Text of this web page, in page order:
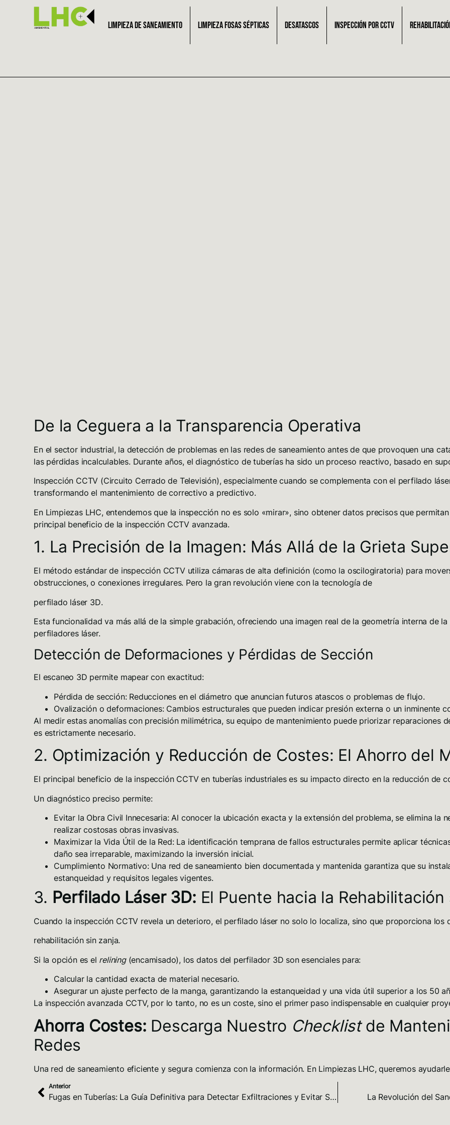
LIMPIEZA DE SANEAMIENTO LIMPIEZA FOSAS SÉPTICAS DESATASCOS INSPECCIÓN POR CCTV
De la Ceguera a la Transparencia Operativa
En el sector industrial, la detección de problemas en las redes de saneamiento antes de que provoquen una
las pérdidas incalculables. Durante años, el diagnóstico de tuberías ha sido un proceso reactivo, basado en
Inspección CCTV (Circuito Cerrado de Televisión), especialmente cuando se complementa con el perfilado
transformando el mantenimiento de correctivo a predictivo.
En Limpiezas LHC, entendemos que la inspección no es solo «mirar», sino obtener datos precisos que
principal beneficio de la inspección CCTV avanzada.
1. La Precisión de la Imagen: Más Allá de la Grieta
El método estándar de inspección CCTV utiliza cámaras de alta definición (como la oscilogiratoria) para
obstrucciones, o conexiones irregulares. Pero la gran revolución viene con la tecnología de
perfilado láser 3D.
Esta funcionalidad va más allá de la simple grabación, ofreciendo una imagen real de la geometría interna de
perfiladores láser.
Detección de Deformaciones y Pérdidas de Sección
El escaneo 3D permite mapear con exactitud:
Pérdida de sección:Reducciones en el diámetro que anuncian futuros atascos o problemas de flujo.
Ovalización o deformaciones:Cambios estructurales que pueden indicar presión externa o un inminente
Al medir estas anomalías con precisión milimétrica, su equipo de mantenimiento puede priorizar reparaciones
es estrictamente necesario.
2. Optimización y Reducción de Costes: El Ahorro del
El principal beneficio de la inspección CCTV en tuberías industrialeses su impacto directo en la reducción de
Un diagnóstico preciso permite:
Evitar la Obra Civil Innecesaria:Al conocer la ubicación exacta y la extensión del problema, se elimina la
realizar costosas obras invasivas.
Maximizar la Vida Útil de la Red:La identificación temprana de fallos estructurales permite aplicar
daño sea irreparable, maximizando la inversión inicial.
Cumplimiento Normativo:Una red de saneamiento bien documentada y mantenida garantiza que su
estanqueidad y requisitos legales vigentes.
3. Perfilado Láser 3D: El Puente hacia la Rehabilitación
Cuando la inspección CCTV revela un deterioro, el perfilado láser no solo lo localiza, sino que proporciona
rehabilitación sin zanja.
Si la opción es el relining(encamisado), los datos del perfilador 3D son esenciales para:
Calcular la cantidad exacta de material necesario.
Asegurar un ajuste perfecto de la manga, garantizando la estanqueidad y una vida útil superior a los 50
La inspección avanzada CCTV, por lo tanto, no es un coste, sino el primer paso indispensable en cualquier
Ahorra Costes: Descarga Nuestro Checklistde
Redes
Una red de saneamiento eficiente y segura comienza con la información. En Limpiezas LHC, queremos
Anterior
Fugas en Tuberías: La Guía Definitiva para Detectar Exfiltraciones y Evitar Sanciones La Revolución del